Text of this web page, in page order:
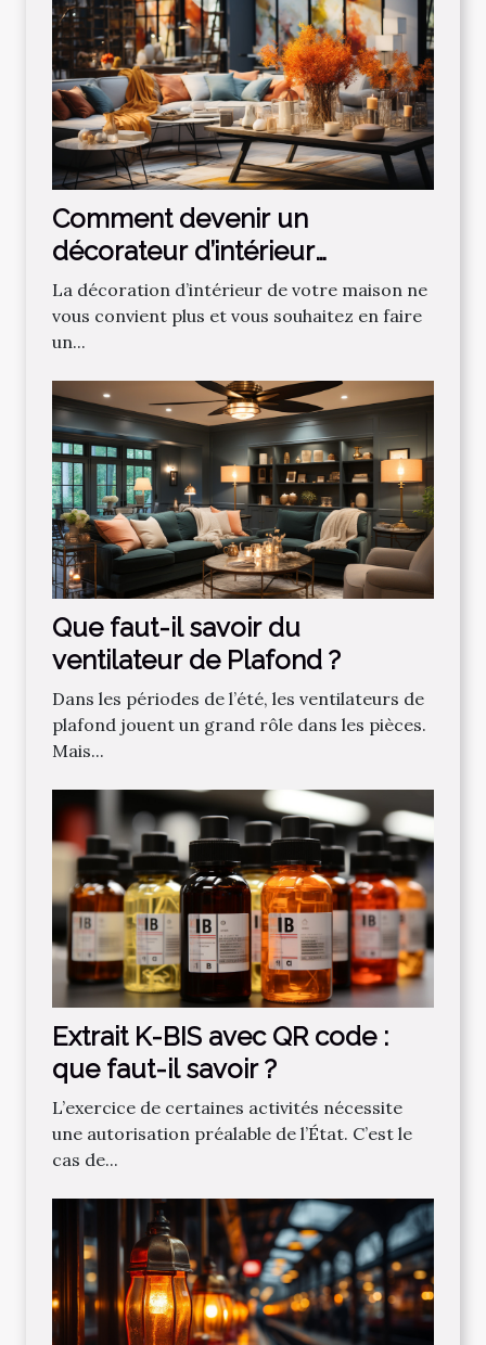
Comment devenir un
décorateur d’intérieur
professionnel ?
La décoration d’intérieur de votre maison ne
vous convient plus et vous souhaitez en faire
un...
Que faut-il savoir du
ventilateur de Plafond ?
Dans les périodes de l’été, les ventilateurs de
plafond jouent un grand rôle dans les pièces.
Mais...
Extrait K-BIS avec QR code :
que faut-il savoir ?
L’exercice de certaines activités nécessite
une autorisation préalable de l’État. C’est le
cas de...